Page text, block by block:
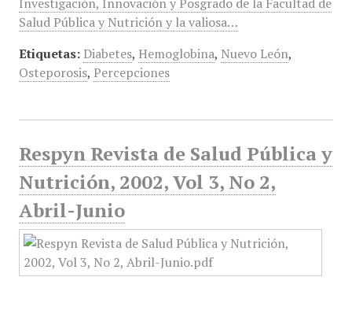
Salud Pública y Nutrición y la valiosa…
Etiquetas: Diabetes, Hemoglobina, Nuevo León,
Osteporosis, Percepciones
Respyn Revista de Salud Pública y
Nutrición, 2002, Vol 3, No 2,
Abril-Junio